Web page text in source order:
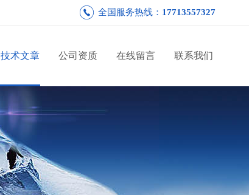
全国服务热线： 17713557327
技术文章 公司资质 在线留言 联系我们